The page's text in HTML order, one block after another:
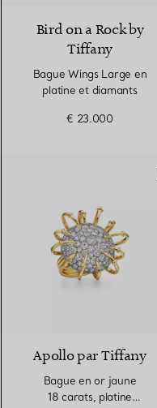
Bird on a Rock by
Tiffany
Bague Wings Large en
platine et diamants
€ 23.000
Apollo par Tiffany
Bague en or jaune
18 carats, platine